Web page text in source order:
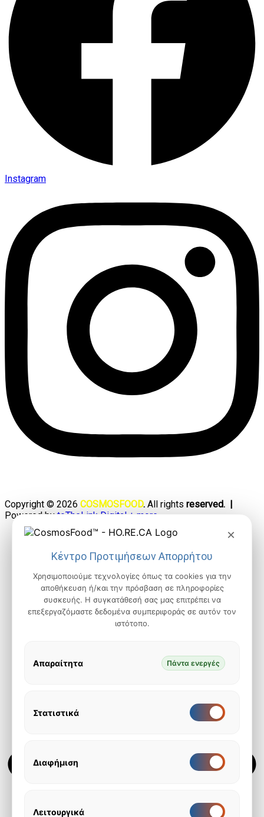
Instagram
Copyright © 2026 COSMOSFOOD. All rights reserved. |
Powered bytoTheLink Digital + more
×
Κέντρο Προτιμήσεων Απορρήτου
Χρησιμοποιούμε τεχνολογίες όπως τα cookies για την
αποθήκευση ή/και την πρόσβαση σε πληροφορίες
συσκευής. Η συγκατάθεσή σας μας επιτρέπει να
επεξεργαζόμαστε δεδομένα συμπεριφοράς σε αυτόν τον
ιστότοπο.
Απαραίτητα Πάντα ενεργές
Στατιστικά
Ενεργοποίηση
Διακόπτης
κατάσταση:
Ενεργοποιημένος
Διαφήμιση
Ενεργοποίηση
Διακόπτης
κατάσταση:
Λειτουργικά